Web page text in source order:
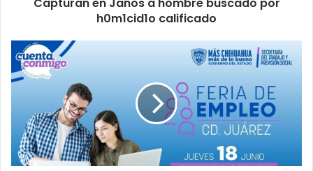
h0m1cid1o calificado
Ofertarán
más
de
vacantes
en
Feria